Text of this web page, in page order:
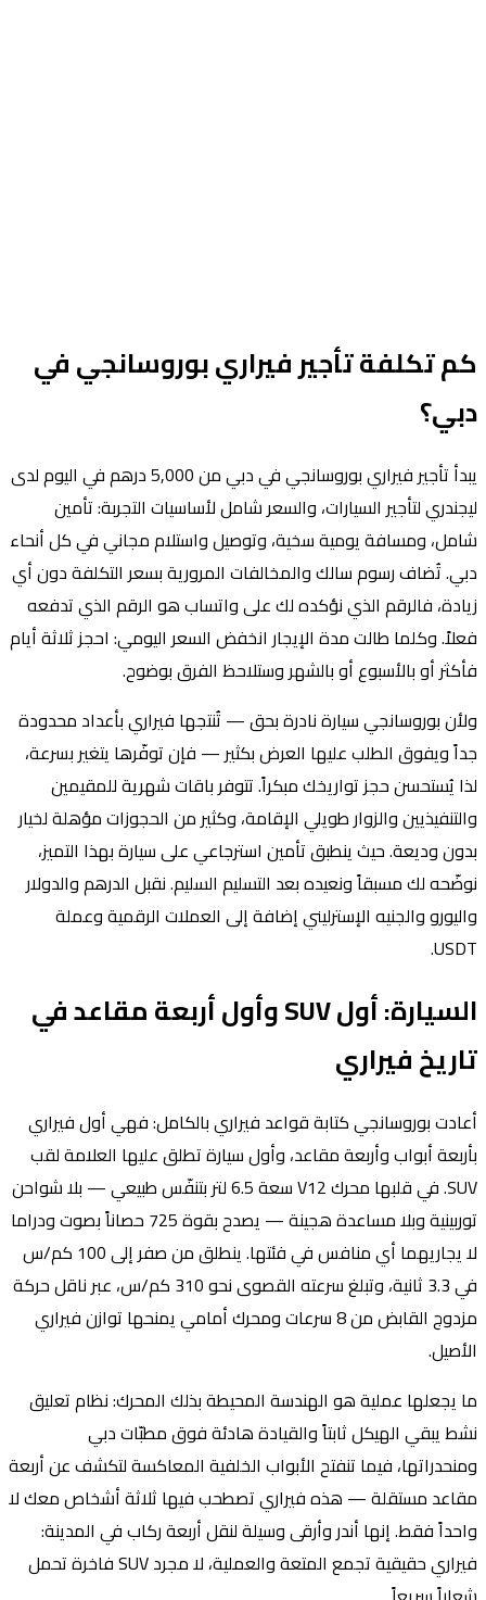
كم تكلفة تأجير فيراري بوروسانجي في
دبي؟
يبدأ تأجير فيراري بوروسانجي في دبي من 5,000 درهم في اليوم لدى
ليجندري لتأجير السيارات، والسعر شامل لأساسيات التجربة: تأمين
شامل، ومسافة يومية سخية، وتوصيل واستلام مجاني في كل أنحاء
دبي. تُضاف رسوم سالك والمخالفات المرورية بسعر التكلفة دون أي
زيادة، فالرقم الذي نؤكده لك على واتساب هو الرقم الذي تدفعه
فعلاً. وكلما طالت مدة الإيجار انخفض السعر اليومي: احجز ثلاثة أيام
فأكثر أو بالأسبوع أو بالشهر وستلاحظ الفرق بوضوح.
ولأن بوروسانجي سيارة نادرة بحق — تُنتجها فيراري بأعداد محدودة
جداً ويفوق الطلب عليها العرض بكثير — فإن توفّرها يتغير بسرعة،
لذا يُستحسن حجز تواريخك مبكراً. تتوفر باقات شهرية للمقيمين
والتنفيذيين والزوار طويلي الإقامة، وكثير من الحجوزات مؤهلة لخيار
بدون وديعة. حيث ينطبق تأمين استرجاعي على سيارة بهذا التميز،
نوضّحه لك مسبقاً ونعيده بعد التسليم السليم. نقبل الدرهم والدولار
واليورو والجنيه الإسترليني إضافة إلى العملات الرقمية وعملة
USDT.
السيارة: أول SUV وأول أربعة مقاعد في
تاريخ فيراري
أعادت بوروسانجي كتابة قواعد فيراري بالكامل: فهي أول فيراري
بأربعة أبواب وأربعة مقاعد، وأول سيارة تطلق عليها العلامة لقب
SUV. في قلبها محرك V12 سعة 6.5 لتر بتنفّس طبيعي — بلا شواحن
توربينية وبلا مساعدة هجينة — يصدح بقوة 725 حصاناً بصوت ودراما
لا يجاريهما أي منافس في فئتها. ينطلق من صفر إلى 100 كم/س
في 3.3 ثانية، وتبلغ سرعته القصوى نحو 310 كم/س، عبر ناقل حركة
مزدوج القابض من 8 سرعات ومحرك أمامي يمنحها توازن فيراري
الأصيل.
ما يجعلها عملية هو الهندسة المحيطة بذلك المحرك: نظام تعليق
نشط يبقي الهيكل ثابتاً والقيادة هادئة فوق مطبّات دبي
ومنحدراتها، فيما تنفتح الأبواب الخلفية المعاكسة لتكشف عن أربعة
مقاعد مستقلة — هذه فيراري تصطحب فيها ثلاثة أشخاص معك لا
واحداً فقط. إنها أندر وأرقى وسيلة لنقل أربعة ركاب في المدينة:
فيراري حقيقية تجمع المتعة والعملية، لا مجرد SUV فاخرة تحمل